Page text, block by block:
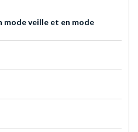
mode veille et en mode